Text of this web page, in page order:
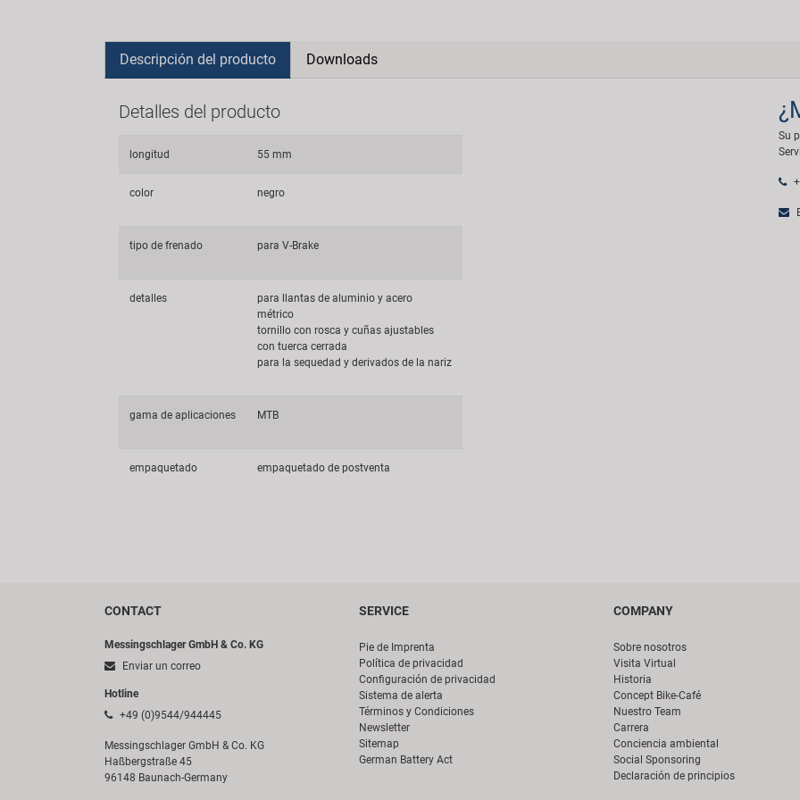
Descripción del producto Downloads
Detalles del producto
longitud 55 mm
color negro
tipo de frenado para V-Brake
detalles
para llantas de aluminio y acero
métrico
tornillo con rosca y cuñas ajustables
con tuerca cerrada
para la sequedad y derivados de la nariz
gama de aplicaciones MTB
empaquetado empaquetado de postventa
Su
CONTACT
Messingschlager GmbH & Co. KG
Enviar un correo
Hotline
+49 (0)9544/944445
Messingschlager GmbH & Co. KG
Haßbergstraße 45
96148 Baunach-Germany
SERVICE
Pie de Imprenta
Política de privacidad
Configuración de privacidad
Sistema de alerta
Términos y Condiciones
Newsletter
Sitemap
German Battery Act
COMPANY
Sobre nosotros
Visita Virtual
Historia
Concept Bike-Café
Nuestro Team
Carrera
Conciencia ambiental
Social Sponsoring
Declaración de principios